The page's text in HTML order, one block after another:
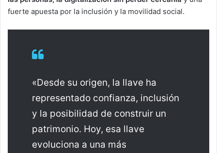
fuerte apuesta por la inclusión y la movilidad social.
«Desde su origen, la llave ha
representado confianza, inclusión
y la posibilidad de construir un
patrimonio. Hoy, esa llave
evoluciona a una más